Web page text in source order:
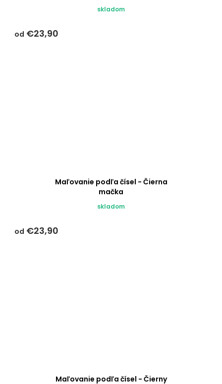
skladom
od €23,90
Maľovanie podľa čísel - Čierna
mačka
skladom
od €23,90
Maľovanie podľa čísel - Čierny